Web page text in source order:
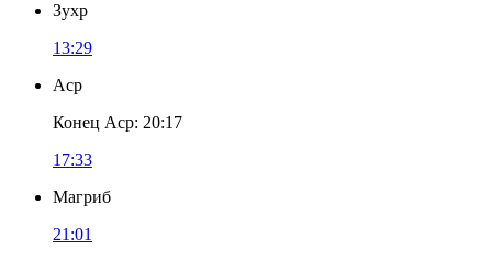
Зухр
13:29
Аср
Конец Аср: 20:17
17:33
Магриб
21:01